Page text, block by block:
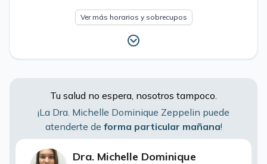
Ver más horarios y sobrecupos
Tu salud no espera, nosotros tampoco.
¡La Dra. Michelle Dominique Zeppelin puede
atenderte de forma particular mañana!
Dra. Michelle Dominique